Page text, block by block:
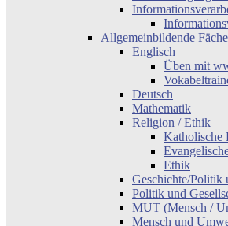
Allgemeinbildende
Englisch
Üben mit
Deutsch
Mathematik
Religion / Ethik
Katholische
Ethik
Geschichte/Politik
Politik und
MUT (Mensch /
Mensch und